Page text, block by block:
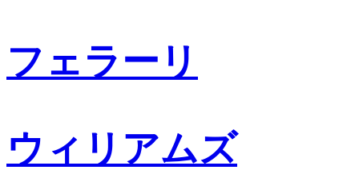
フェラーリ
ウィリアムズ